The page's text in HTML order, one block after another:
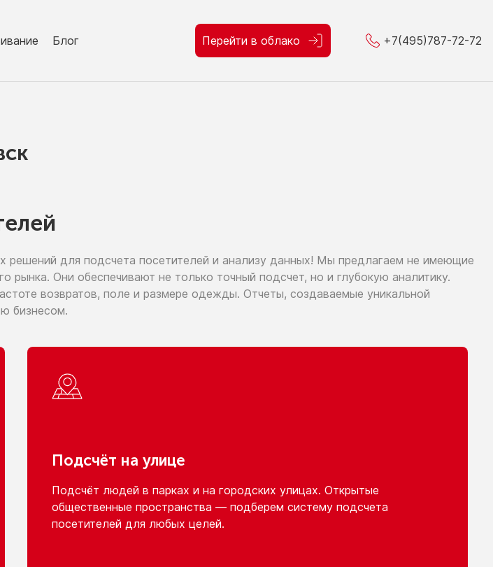
Блог Перейти в облако +7(495)787-72-72
решений для подсчета посетителей и анализу данных! Мы предлагаем не имеющие
рынка. Они обеспечивают не только точный подсчет, но и глубокую аналитику.
возвратов, поле и размере одежды. Отчеты, создаваемые уникальной
бизнесом.
Подсчёт на улице
Подсчёт людей в парках и на городских улицах. Открытые
общественные пространства — подберем систему подсчета
посетителей для любых целей.